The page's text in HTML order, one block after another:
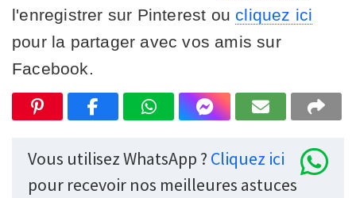
l'enregistrer sur Pinterest ou cliquez ici
pour la partager avec vos amis sur
Facebook.
Vous utilisez WhatsApp ? Cliquez ici
pour recevoir nos meilleures astuces